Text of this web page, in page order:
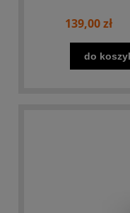
139,00 zł
do